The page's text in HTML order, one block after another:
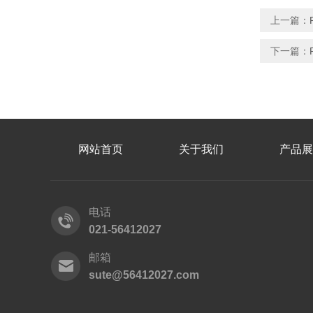
上一篇：
下一篇：
网站首页 关于我们 产品
电话
021-56412027
邮箱
sute@56412027.com